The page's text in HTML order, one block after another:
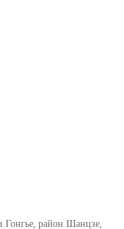
Гонгье, район Шанцзе,